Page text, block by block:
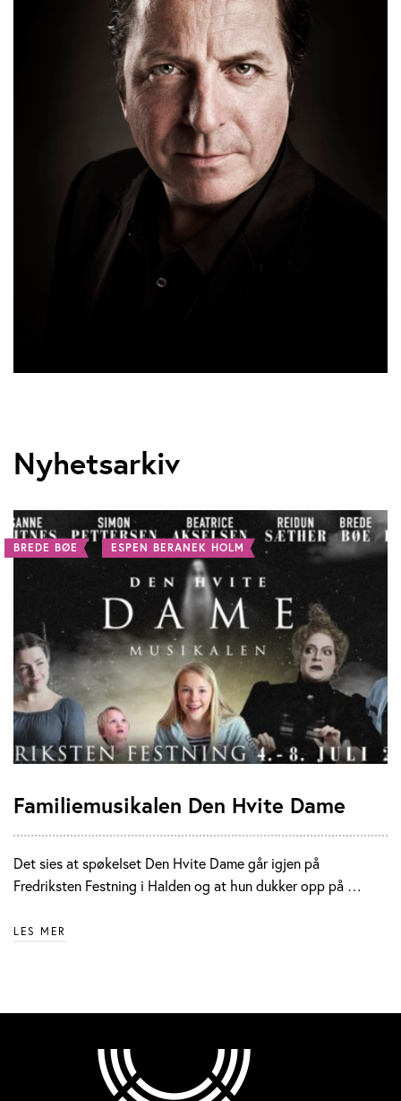
Nyhetsarkiv
BREDE BØE ESPEN BERANEK HOLM
Familiemusikalen Den Hvite Dame
Det sies at spøkelset Den Hvite Dame går igjen på
Fredriksten Festning i Halden og at hun dukker opp på …
LES MER